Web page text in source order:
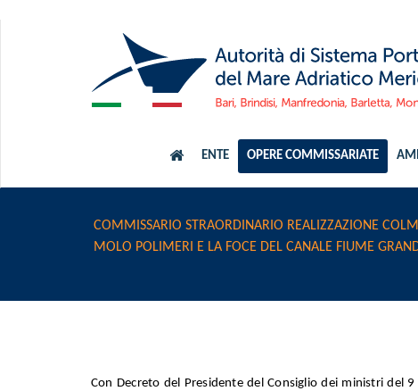
ENTE OPERE COMMISSARIATE
COMMISSARIO STRAORDINARIO REALIZZAZIONE
MOLO POLIMERI E LA FOCE DEL CANALE FIUME
Con Decreto del Presidente del Consiglio dei ministri del